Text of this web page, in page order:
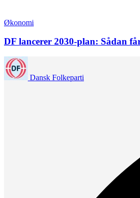
Økonomi
DF lancerer 2030-plan: Sådan
Dansk Folkeparti